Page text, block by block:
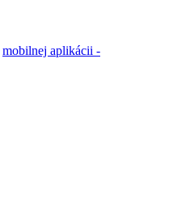
mobilnej aplikácii -